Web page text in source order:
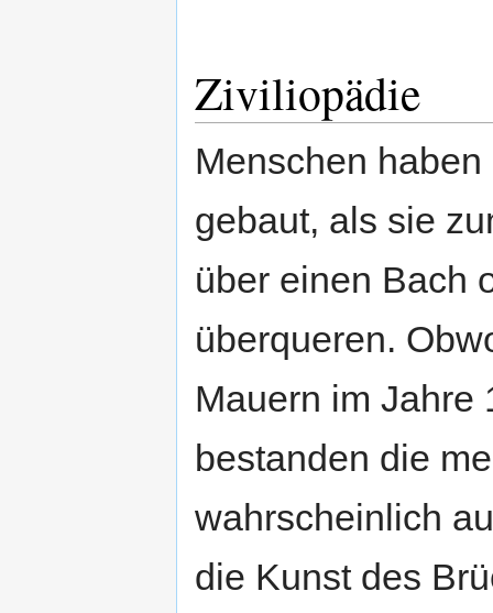
Ziviliopädie
Menschen
gebaut, als sie
über einen Bach
überqueren.
Mauern im Jahre
bestanden die
wahrscheinlich
die Kunst des